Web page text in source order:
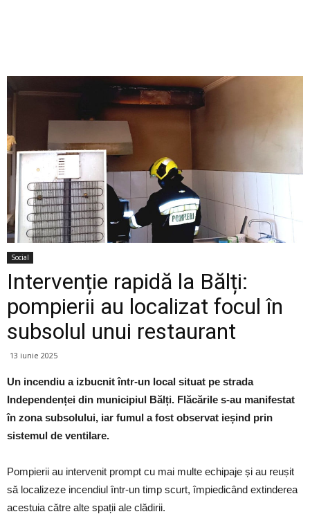
Social
Intervenție rapidă la Bălți:
pompierii au localizat focul în
subsolul unui restaurant
13 iunie 2025
Un incendiu a izbucnit într-un local situat pe strada
Independenței din municipiul Bălți. Flăcările s-au manifestat
în zona subsolului, iar fumul a fost observat ieșind prin
sistemul de ventilare.
Pompierii au intervenit prompt cu mai multe echipaje și au reușit
să localizeze incendiul într-un timp scurt, împiedicând extinderea
acestuia către alte spații ale clădirii.